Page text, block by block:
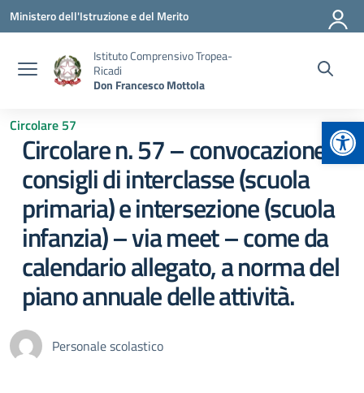
Vai ai contenuti
Vai al menu di navigazione
Vai al footer
Ministero dell'Istruzione e del Merito
Istituto Comprensivo Tropea-
Ricadi
Don Francesco Mottola
Circolare 57
Circolare n. 57 – convocazione
consigli di interclasse (scuola
primaria) e intersezione (scuola
infanzia) – via meet – come da
calendario allegato, a norma del
piano annuale delle attività.
Personale scolastico